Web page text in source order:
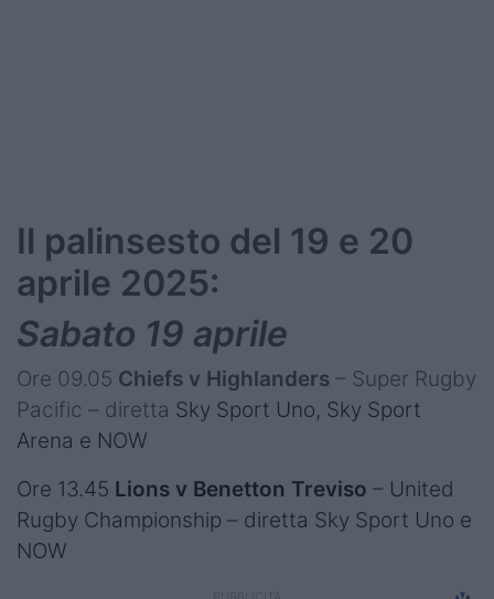
Il palinsesto del 19 e 20
aprile 2025:
Sabato 19 aprile
Ore 09.05 Chiefs v Highlanders – Super Rugby
Pacific – diretta Sky Sport Uno, Sky Sport
Arena e NOW
Ore 13.45 Lions v Benetton Treviso – United
Rugby Championship – diretta Sky Sport Uno e
NOW